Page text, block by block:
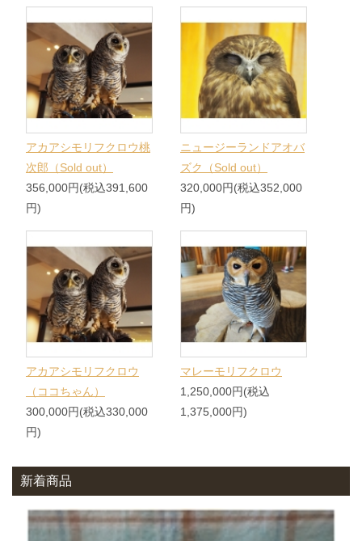
アカアシモリフクロウ桃
次郎（Sold out）
356,000円(税込391,600
円)
ニュージーランドアオバ
ズク（Sold out）
320,000円(税込352,000
円)
アカアシモリフクロウ
（ココちゃん）
300,000円(税込330,000
円)
マレーモリフクロウ
1,250,000円(税込
1,375,000円)
新着商品